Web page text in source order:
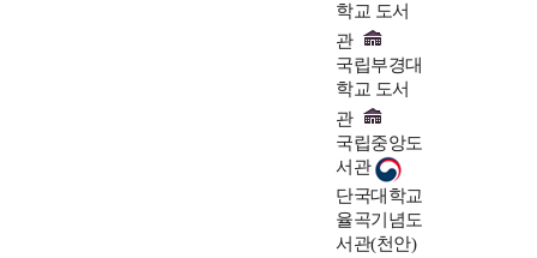
학교 도서
관
국립부경대
학교 도서
관
국립중앙도
서관
단국대학교
율곡기념도
서관(천안)